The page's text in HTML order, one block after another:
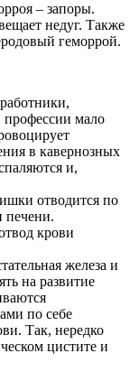
– запоры.
недуг. Также
геморрой.
профессии мало
в кавернозных
и,
отводится по
печени.
крови
железа и
на развитие
по себе
Так, нередко
цистите и